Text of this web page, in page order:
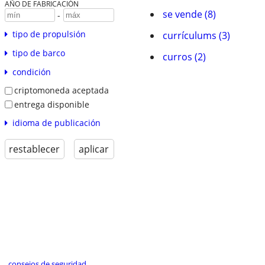
AÑO DE FABRICACIÓN
-
tipo de propulsión
tipo de barco
condición
criptomoneda aceptada
entrega disponible
idioma de publicación
restablecer aplicar
se vende (8)
currículums (3)
curros (2)